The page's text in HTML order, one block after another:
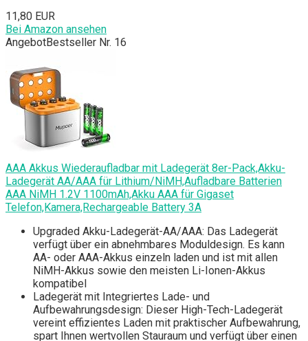
11,80 EUR
Bei Amazon ansehen
AngebotBestseller Nr. 16
AAA Akkus Wiederaufladbar mit Ladegerät 8er-Pack,Akku-
Ladegerät AA/AAA für Lithium/NiMH,Aufladbare Batterien
AAA NiMH 1.2V 1100mAh,Akku AAA für Gigaset
Telefon,Kamera,Rechargeable Battery 3A
Upgraded Akku-Ladegerät-AA/AAA: Das Ladegerät
verfügt über ein abnehmbares Moduldesign. Es kann
AA- oder AAA-Akkus einzeln laden und ist mit allen
NiMH-Akkus sowie den meisten Li-Ionen-Akkus
kompatibel
Ladegerät mit Integriertes Lade- und
Aufbewahrungsdesign: Dieser High-Tech-Ladegerät
vereint effizientes Laden mit praktischer Aufbewahrung,
spart Ihnen wertvollen Stauraum und verfügt über einen